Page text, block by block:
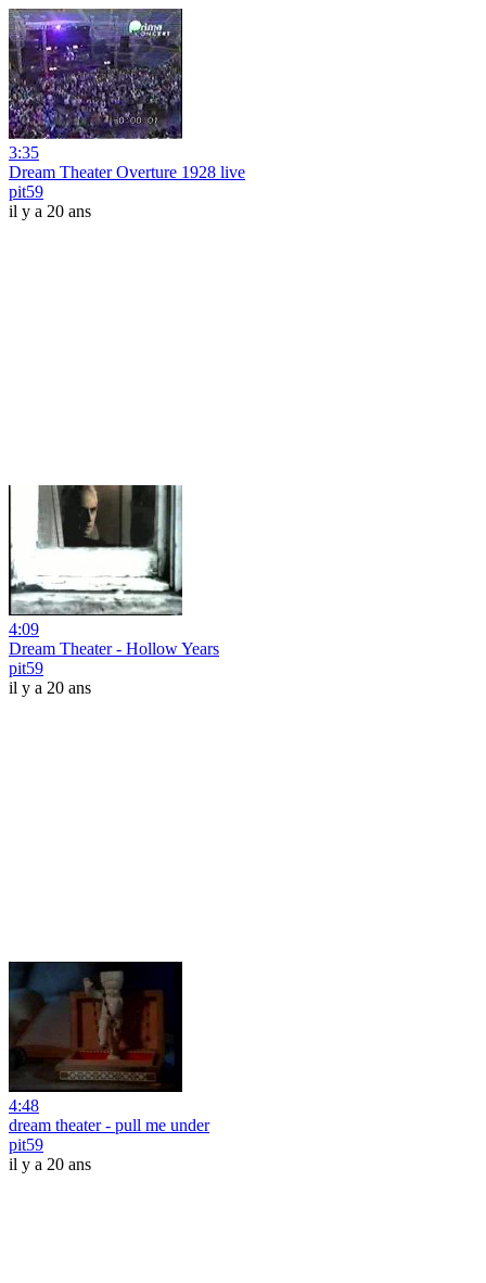
3:35
Dream Theater Overture 1928 live
pit59
il y a 20 ans
4:09
Dream Theater - Hollow Years
pit59
il y a 20 ans
4:48
dream theater - pull me under
pit59
il y a 20 ans